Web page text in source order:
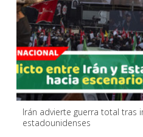
Irán advierte guerra total tras
estadounidenses